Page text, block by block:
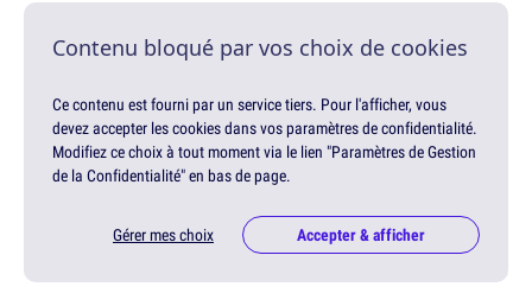
Contenu bloqué par vos choix de cookies
Ce contenu est fourni par un service tiers. Pour l'afficher, vous
devez accepter les cookies dans vos paramètres de confidentialité.
Modifiez ce choix à tout moment via le lien "Paramètres de Gestion
de la Confidentialité" en bas de page.
Gérer mes choix Accepter & afficher